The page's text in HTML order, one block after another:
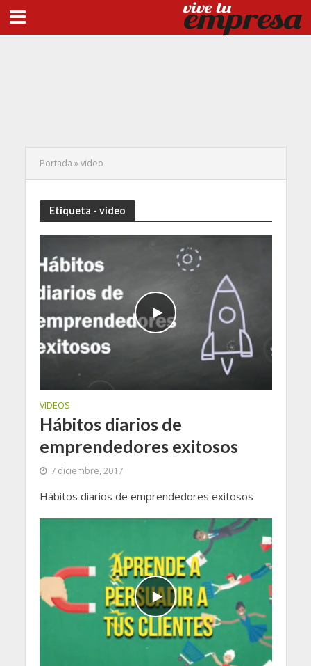
Portada »video
Etiqueta - video
VIDEOS
Hábitos diarios de
emprendedores exitosos
7 diciembre, 2017
Hábitos diarios de emprendedores exitosos